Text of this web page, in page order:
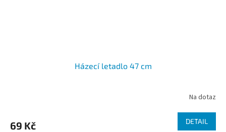
Házecí letadlo 47 cm
Na dotaz
69 Kč DETAIL